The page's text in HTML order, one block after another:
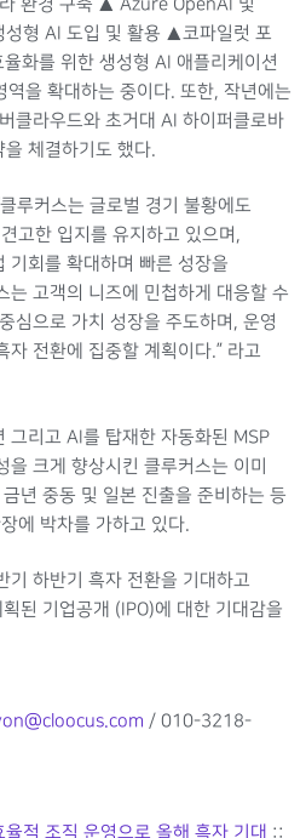
환경 구축 ▲ Azure OpenAI 및
형 AI 도입 및 활용 ▲코파일럿 포
화를 위한 생성형 AI 애플리케이션
을 확대하는 중이다. 또한, 작년에는
클라우드와 초거대 AI 하이퍼클로바
체결하기도 했다.
루커스는 글로벌 경기 불황에도
고한 입지를 유지하고 있으며,
기회를 확대하며 빠른 성장을
는 고객의 니즈에 민첩하게 대응할 수
심으로 가치 성장을 주도하며, 운영
자 전환에 집중할 계획이다.” 라고
그리고 AI를 탑재한 자동화된 MSP
크게 향상시킨 클루커스는 이미
년 중동 및 일본 진출을 준비하는 등
에 박차를 가하고 있다.
기 하반기 흑자 전환을 기대하고
된 기업공개 (IPO)에 대한 기대감을
/ 010-3218-
적 조직 운영으로 올해 흑자 기대 ::